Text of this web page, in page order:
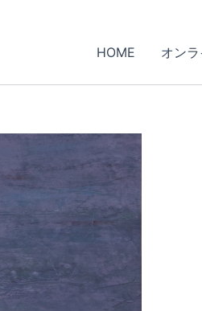
HOME オン